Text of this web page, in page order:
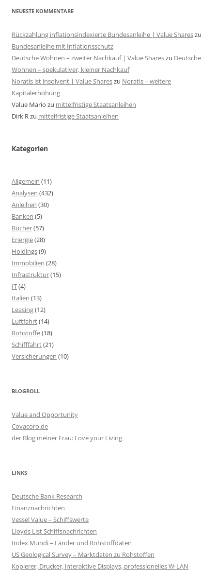
NEUESTE KOMMENTARE
Rückzahlung inflationsindexierte Bundesanleihe | Value Shareszu
Bundesanleihe mit Inflationsschutz
Deutsche Wohnen – zweiter Nachkauf | Value Shareszu Deutsche
Wohnen – spekulativer, kleiner Nachkauf
Noratis ist insolvent | Value Shareszu Noratis – weitere
Kapitalerhöhung
Value Mario zu mittelfristige Staatsanleihen
Dirk Rzu mittelfristige Staatsanleihen
Kategorien
Allgemein (11)
Analysen (432)
Anleihen (30)
Banken (5)
Bücher(57)
Energie(28)
Holdings(9)
Immobilien (28)
Infrastruktur(15)
IT(4)
Italien (13)
Leasing(12)
Luftfahrt(14)
Rohstoffe(18)
Schifffahrt(21)
Versicherungen (10)
BLOGROLL
Value and Opportunity
Covacoro.de
der Blog meiner Frau: Love your Living
LINKS
Deutsche Bank Research
Finanznachrichten
Vessel Value – Schiffswerte
Lloyds List Schiffsnachrichten
Index Mundi – Länder und Rohstoffdaten
US Geological Survey – Marktdaten zu Rohstoffen
Kopierer, Drucker, interaktive Displays, professionelles W-LAN